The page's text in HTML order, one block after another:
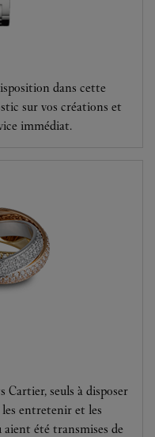
dans cette
sur vos créations et
immédiat.
Cartier, seuls à disposer
les entretenir et les
aient été transmises de